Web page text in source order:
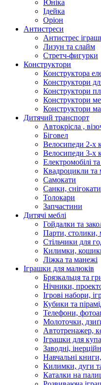
Юніка
Ідейка
Оріон
Антистреси
Антистрес
Лизун та слайм
Стретч-фигурки
Конструктори
Конструктора
Конструктори
Конструктори
Конструктори
Конструктори
Дитячий транспорт
Автокрісла ,
Біговел
Велосипеди 2-х
Велосипеди 3-х
Електромобілі
Квадроцикли та
Самокати
Санки, снігокати
Толокари
Запчастини
Дитячі меблі
Гойдалки та
Парти, столики,
Стільчики для
Килимки,
Ліжка та манежі
Іграшки для малюків
Брязкальця та
Нічники,
Ігрові набори,
Кубики та
Телефони,
Молоточки,
Автотренажер,
Іграшки для
Заводні,
Навчальні
Килимки, дуги
Каталки на